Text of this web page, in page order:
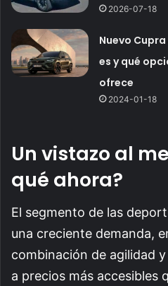
2026-07-18
Nuevo
es y qué
ofrece
2024-01-18
Un vistazo al
qué ahora?
El segmento de las
una creciente demanda,
combinación de agilidad
a precios más accesibles